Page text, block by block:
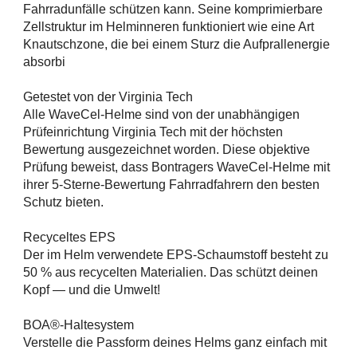
Fahrradunfälle schützen kann. Seine komprimierbare
Zellstruktur im Helminneren funktioniert wie eine Art
Knautschzone, die bei einem Sturz die Aufprallenergie
absorbi
Getestet von der Virginia Tech
Alle WaveCel-Helme sind von der unabhängigen
Prüfeinrichtung Virginia Tech mit der höchsten
Bewertung ausgezeichnet worden. Diese objektive
Prüfung beweist, dass Bontragers WaveCel-Helme mit
ihrer 5-Sterne-Bewertung Fahrradfahrern den besten
Schutz bieten.
Recyceltes EPS
Der im Helm verwendete EPS-Schaumstoff besteht zu
50 % aus recycelten Materialien. Das schützt deinen
Kopf — und die Umwelt!
BOA®-Haltesystem
Verstelle die Passform deines Helms ganz einfach mit